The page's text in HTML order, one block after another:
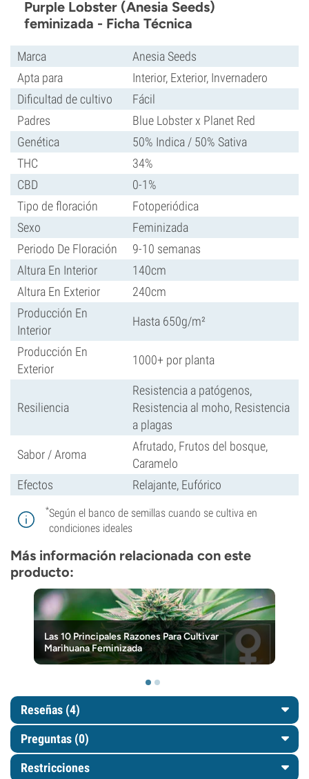
Purple Lobster (Anesia Seeds)
feminizada - Ficha Técnica
Marca
Anesia Seeds
Apta para
Interior, Exterior, Invernadero
Dificultad de cultivo
Fácil
Padres
Blue Lobster x Planet Red
Genética
50% Indica / 50% Sativa
THC
34%
CBD
0-1%
Tipo de floración
Fotoperiódica
Sexo
Feminizada
Periodo De Floración
9-10 semanas
Altura En Interior
140cm
Altura En Exterior
240cm
Producción En
Interior
Hasta 650g/m²
Producción En
Exterior
1000+ por planta
Resiliencia
Resistencia a patógenos,
Resistencia al moho, Resistencia
a plagas
Sabor / Aroma
Afrutado, Frutos del bosque,
Caramelo
Efectos
Relajante, Eufórico
*Según el banco de semillas cuando se cultiva en
condiciones ideales
Más información relacionada con este
producto:
Las 10 Principales Razones Para Cultivar
Marihuana Feminizada
Reseñas (4)
Preguntas (0)
Restricciones